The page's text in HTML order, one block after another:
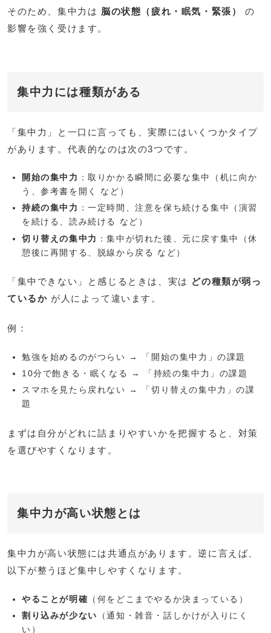
そのため、集中力は 脳の状態（疲れ・眠気・緊張）
の
影響を強く受けます。
集中力には種類がある
「集中力」と一口に言っても、実際にはいくつかタイプ
があります。代表的なのは次の3つです。
開始の集中力 ：取りかかる瞬間に必要な集中（机に向か
う、参考書を開く など）
持続の集中力 ：一定時間、注意を保ち続ける集中（演習
を続ける、読み続ける など）
切り替えの集中力 ：集中が切れた後、元に戻す集中（休
憩後に再開する、脱線から戻る など）
「集中できない」と感じるときは、実は どの種類が弱っ
ているか が人によって違います。
例：
勉強を始めるのがつらい → 「開始の集中力」の課題
10分で飽きる・眠くなる → 「持続の集中力」の課題
スマホを見たら戻れない → 「切り替えの集中力」の課
題
まずは自分がどれに詰まりやすいかを把握すると、対策
を選びやすくなります。
集中力が高い状態とは
集中力が高い状態には共通点があります。逆に言えば、
以下が整うほど集中しやすくなります。
やることが明確 （何をどこまでやるか決まっている）
割り込みが少ない
（通知・雑音・話しかけが入りにく
い）